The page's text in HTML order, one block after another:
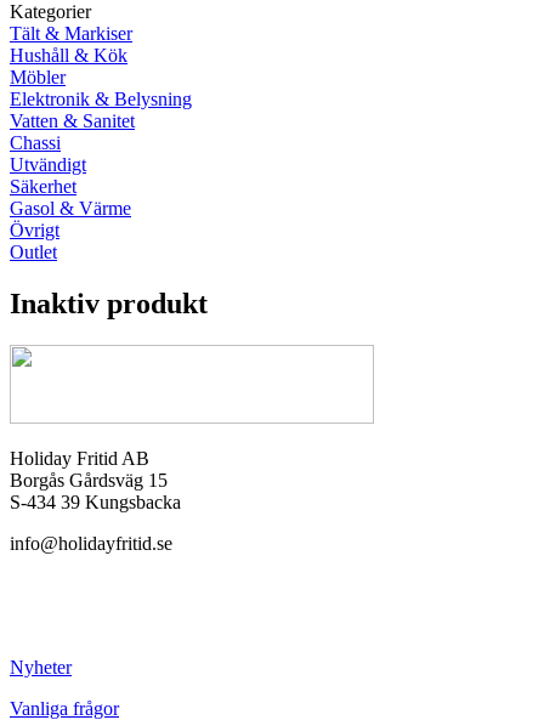
Kategorier
Tält & Markiser
Hushåll & Kök
Möbler
Elektronik & Belysning
Vatten & Sanitet
Chassi
Utvändigt
Säkerhet
Gasol & Värme
Övrigt
Outlet
Inaktiv produkt
Holiday Fritid AB
Borgås Gårdsväg 15
S-434 39 Kungsbacka
info@holidayfritid.se
Nyheter
Vanliga frågor